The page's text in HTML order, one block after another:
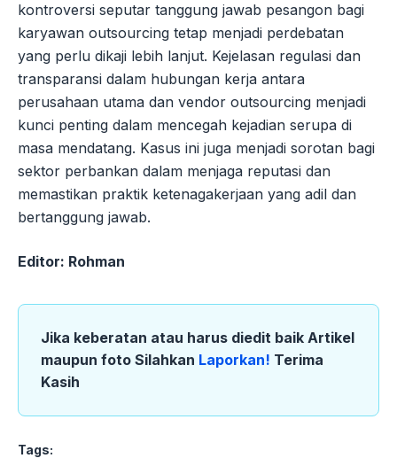
kontroversi seputar tanggung jawab pesangon bagi
karyawan outsourcing tetap menjadi perdebatan
yang perlu dikaji lebih lanjut. Kejelasan regulasi dan
transparansi dalam hubungan kerja antara
perusahaan utama dan vendor outsourcing menjadi
kunci penting dalam mencegah kejadian serupa di
masa mendatang. Kasus ini juga menjadi sorotan bagi
sektor perbankan dalam menjaga reputasi dan
memastikan praktik ketenagakerjaan yang adil dan
bertanggung jawab.
Editor: Rohman
Jika keberatan atau harus diedit baik Artikel
maupun foto Silahkan Laporkan! Terima
Kasih
Tags: